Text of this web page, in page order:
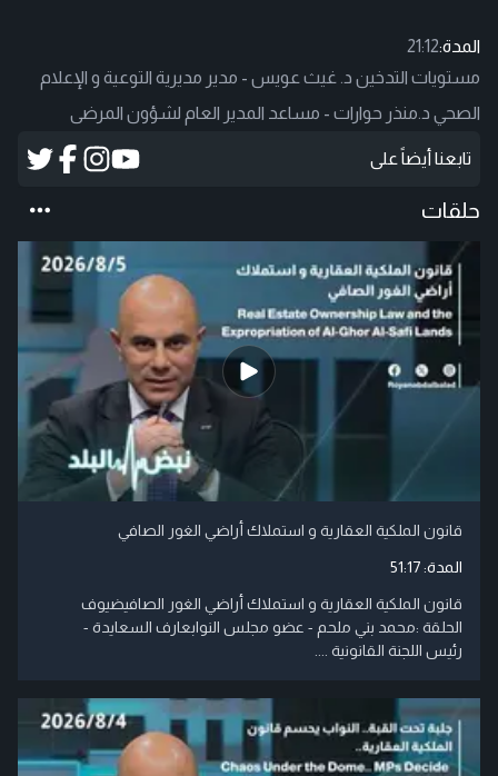
المدة:21:12
مستويات التدخين د. غيث عويس - مدير مديرية التوعية و الإعلام
الصحي د.منذر حوارات - مساعد المدير العام لشؤون المرضى
تابعنا أيضاً على
حلقات
قانون الملكية العقارية و استملاك أراضي الغور الصافي
المدة:51:17
قانون الملكية العقارية و استملاك أراضي الغور الصافيضيوف
الحلقة :محمد بني ملحم - عضو مجلس النوابعارف السعايدة -
رئيس اللجنة القانونية ....